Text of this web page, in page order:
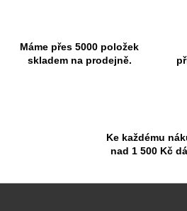
Máme přes 5000 položek
skladem na prodejně.
Ke každému
nad 1 500 Kč